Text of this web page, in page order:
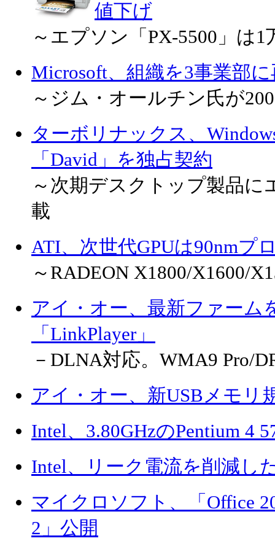
値下げ
～エプソン「PX-5500」は1
Microsoft、組織を3事業部
～ジム・オールチン氏が
ターボリナックス、
「David」を独占契約
～次期デスクトップ製品に
載
ATI、次世代GPUは90nmプ
～RADEON X1800/X1600/
アイ・オー、最新ファーム
「LinkPlayer」
－DLNA対応。WMA9 Pro/
アイ・オー、新USBメモリ
Intel、3.80GHzのPentium 4
Intel、リーク電流を削減し
マイクロソフト、「Office
2」公開